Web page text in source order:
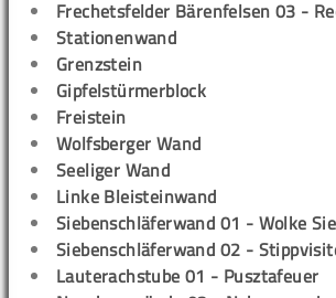
Frechetsfelder Bärenfelsen 03 -
Stationenwand
Grenzstein
Gipfelstürmerblock
Freistein
Wolfsberger Wand
Seeliger Wand
Linke Bleisteinwand
Siebenschläferwand 01 - Wolke
Siebenschläferwand 02 -
Lauterachstube 01 - Pusztafeuer